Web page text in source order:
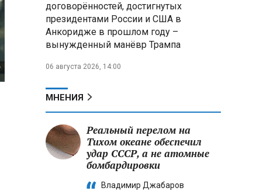
договорённостей, достигнутых
президентами России и США в
Анкоридже в прошлом году –
вынужденный манёвр Трампа
06 августа 2026, 14:00
МНЕНИЯ
Реальный перелом на
Тихом океане обеспечил
удар СССР, а не атомные
бомбардировки
Владимир Джабаров